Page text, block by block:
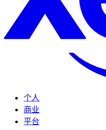
个人
商业
平台